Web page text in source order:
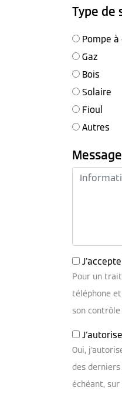
Type de
Pompe
Gaz
Bois
Solaire
Fioul
Autres
Message
Pour un
téléphone
son contrôle
Oui,
des
échéant,